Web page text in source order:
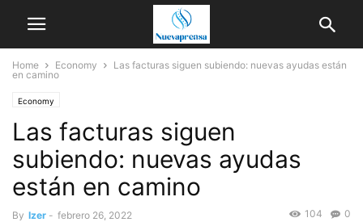
Home Economy
Las facturas siguen subiendo: nuevas ayudas están
en camino
Economy
Las facturas siguen
subiendo: nuevas ayudas
están en camino
By Izer - febrero 26, 2022 0
104